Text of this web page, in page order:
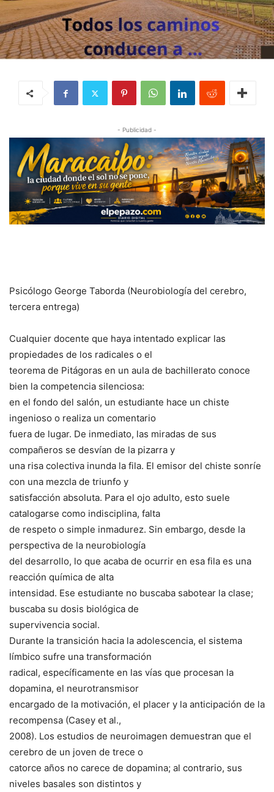
- Publicidad -
Psicólogo George Taborda (Neurobiología del cerebro,
tercera entrega)
Cualquier docente que haya intentado explicar las
propiedades de los radicales o el
teorema de Pitágoras en un aula de bachillerato conoce
bien la competencia silenciosa:
en el fondo del salón, un estudiante hace un chiste
ingenioso o realiza un comentario
fuera de lugar. De inmediato, las miradas de sus
compañeros se desvían de la pizarra y
una risa colectiva inunda la fila. El emisor del chiste sonríe
con una mezcla de triunfo y
satisfacción absoluta. Para el ojo adulto, esto suele
catalogarse como indisciplina, falta
de respeto o simple inmadurez. Sin embargo, desde la
perspectiva de la neurobiología
del desarrollo, lo que acaba de ocurrir en esa fila es una
reacción química de alta
intensidad. Ese estudiante no buscaba sabotear la clase;
buscaba su dosis biológica de
supervivencia social.
Durante la transición hacia la adolescencia, el sistema
límbico sufre una transformación
radical, específicamente en las vías que procesan la
dopamina, el neurotransmisor
encargado de la motivación, el placer y la anticipación de la
recompensa (Casey et al.,
2008). Los estudios de neuroimagen demuestran que el
cerebro de un joven de trece o
catorce años no carece de dopamina; al contrario, sus
niveles basales son distintos y